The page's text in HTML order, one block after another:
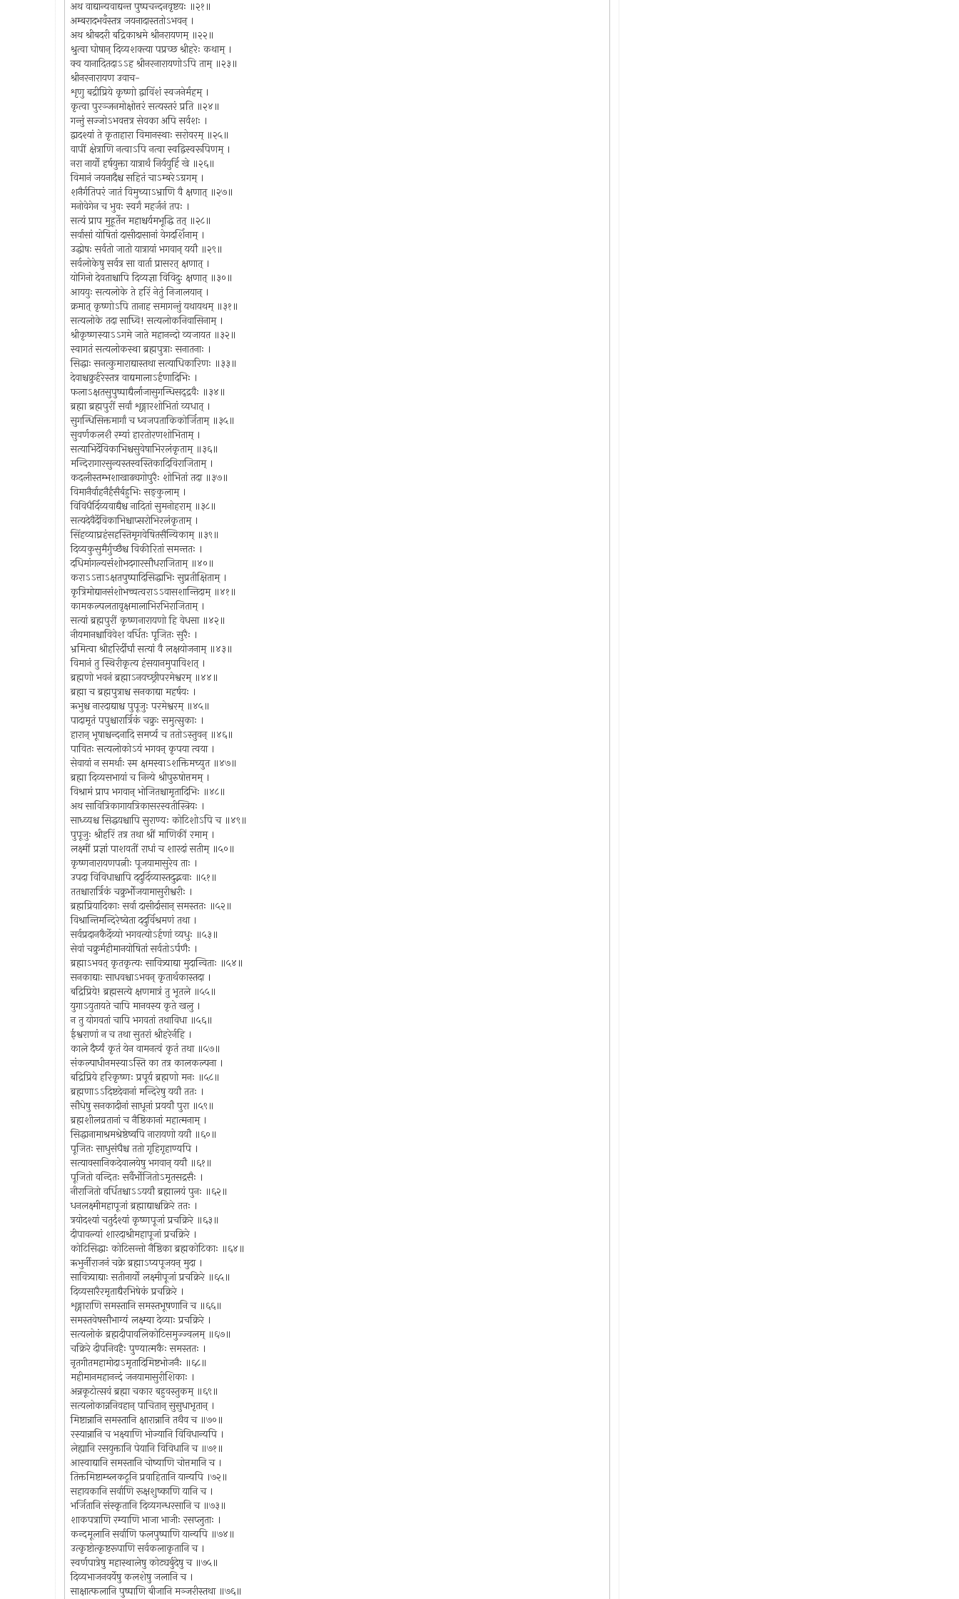
अथ वाद्यान्यवाद्यन्त पुष्पचन्दनवृष्टयः ॥२१॥
अम्बरादभवँस्तत्र जयनादास्ततोऽभवन् ।
अथ श्रीबदरी बद्रिकाश्रमे श्रीनरायणम् ॥२२॥
श्रुत्वा घोषान् दिव्यशक्त्या पप्रच्छ श्रीहरेः कथाम् ।
क्व यानादितदाऽऽह श्रीनरनारायणोऽपि ताम् ॥२३॥
श्रीनरनारायण उवाच-
शृणु बद्रीप्रिये कृष्णो द्वाविंशं स्वजनेर्महम् ।
कृत्वा पुरञ्जनमोक्षोत्तरं सत्यस्तरं प्रति ॥२४॥
गन्तुं सज्जोऽभवत्तत्र सेवका अपि सर्वशः ।
द्वादश्यां ते कृताहारा विमानस्थाः सरोवरम् ॥२५॥
वापीं क्षेत्राणि नत्वाऽपि नत्वा स्वद्विस्वरूपिणम् ।
नरा नार्यो हर्षयुक्ता यात्रार्थं निर्ययुर्हि खे ॥२६॥
विमानं जयनादैश्च सहितं चाऽम्बरेऽग्रगम् ।
शनैर्गतिपरं जातं विमुच्याऽभ्राणि वै क्षणात् ॥२७॥
मनोवेगेन च भुवः स्वर्गं महर्जनं तपः ।
सत्यं प्राप मुहूर्तेन महाश्चर्यमभूद्धि तत् ॥२८॥
सर्वासां योषितां दासीदासानां वेगदर्शिनाम् ।
उद्धोषः सर्वतो जातो यात्रायां भगवान् ययौ ॥२९॥
सर्वलोकेषु सर्वत्र सा वार्ता प्रासरत् क्षणात् ।
योगिनो देवताश्चापि दिव्यज्ञा विविदुः क्षणात् ॥३०॥
आययुः सत्यलोके ते हरिं नेतुं निजालयान् ।
क्रमात् कृष्णोऽपि तानाह समागन्तुं यथायथम् ॥३१॥
सत्यलोके तदा साध्वि! सत्यलोकनिवासिनाम् ।
श्रीकृष्णस्याऽऽगमे जाते महानन्दो व्यजायत ॥३२॥
स्वागतं सत्यलोकस्था ब्रह्मपुत्राः सनातनाः ।
सिद्धाः सनत्कुमाराद्यास्तथा सत्याधिकारिणः ॥३३॥
देवाश्चक्रुर्हरेस्तत्र वाद्यमालाऽर्हणादिभिः ।
फलाऽक्षतसुपुष्पाद्यैर्लाजासुगन्धिसद्द्रवैः ॥३४॥
ब्रह्मा ब्रह्मपुरीं सर्वां शृङ्गारशोभितां व्यधात् ।
सुगन्धिसिक्तमार्गां च ध्वजपताकिकोर्जिताम् ॥३५॥
सुवर्णकलशै रम्यां हारतोरणशोभिताम् ।
सत्याभिर्देविकाभिश्चसुवेषाभिरलंकृताम् ॥३६॥
मन्दिरागारसुन्यस्तस्वस्तिकादिविराजिताम् ।
कदलीस्तम्भशाखाढ्यगोपुरैः शोभितां तदा ॥३७॥
विमानैर्वाहनैर्हंसैर्बहुभिः सङ्कुलाम् ।
विविधैर्दिव्यवाद्यैश्च नादितां सुमनोहराम् ॥३८॥
सत्यदेवैर्देविकाभिश्चाप्सरोभिरलंकृताम् ।
सिंहव्याघ्रहंसहस्तिमृगवेषितसैन्यिकाम् ॥३९॥
दिव्यकुसुमैर्गुच्छैश्च विकीरितां समन्ततः ।
दधिमांगल्यसंशोभदगारसौधराजिताम् ॥४०॥
कराऽऽत्ताऽक्षतपुष्पादिसिद्धाभिः सुप्रतीक्षिताम् ।
कृत्रिमोद्यानसंशोभच्चत्वराऽऽवासशान्तिदाम् ॥४१॥
कामकल्पलतावृक्षमालाभिरभिराजिताम् ।
सत्यां ब्रह्मपुरीं कृष्णनारायणो हि वेधसा ॥४२॥
नीयमानश्चाविवेश वर्धितः पूजितः सुरैः ।
भ्रमित्वा श्रीहरिर्दीर्घां सत्यां वै लक्षयोजनाम् ॥४३॥
विमानं तु स्थिरीकृत्य हंसयानमुपाविशत् ।
ब्रह्मणो भवनं ब्रह्माऽनयच्छ्रीपरमेश्वरम् ॥४४॥
ब्रह्मा च ब्रह्मपुत्राश्च सनकाद्या महर्षयः ।
ऋभुश्च नारदाद्याश्च पुपूजुः परमेश्वरम् ॥४५॥
पादामृतं पपुश्चारार्त्रिकं चक्रुः समुत्सुकाः ।
हारान् भूषाश्चन्दनादि समर्प्य च ततोऽस्तुवन् ॥४६॥
पावितः सत्यलोकोऽयं भगवन् कृपया त्वया ।
सेवायां न समर्थाः स्म क्षमस्वाऽशक्तिमच्युत ॥४७॥
ब्रह्मा दिव्यसभायां च निन्ये श्रीपुरुषोत्तमम् ।
विश्रामं प्राप भगवान् भोजितश्चामृतादिभिः ॥४८॥
अथ सावित्रिकागायत्रिकासरस्वतीस्त्रियः ।
साध्व्यश्च सिद्धयश्चापि सुराण्यः कोटिशोऽपि च ॥४९॥
पुपूजुः श्रीहरिं तत्र तथा श्रीं माणिकीं रमाम् ।
लक्ष्मीं प्रज्ञां पाशवतीं राधां च शारदां सतीम् ॥५०॥
कृष्णनारायणपत्नीः पूजयामासुरेव ताः ।
उपदा विविधाश्चापि ददुर्दिव्यास्तदुद्भवाः ॥५१॥
ततश्चारार्त्रिकं चक्रुर्भोजयामासुरीश्वरीः ।
ब्रह्मप्रियादिकाः सर्वा दासीर्दासान् समस्ततः ॥५२॥
विश्रान्तिमन्दिरेष्वेता ददुर्विश्रमणं तथा ।
सर्वप्रदानकैर्देव्यो भगवत्योऽर्हणां व्यधुः ॥५३॥
सेवां चक्रुर्महीमानयोषितां सर्वतोऽर्पणैः ।
ब्रह्माऽभवत् कृतकृत्यः सावित्र्याद्या मुदान्विताः ॥५४॥
सनकाद्याः साधवश्चाऽभवन् कृतार्थकास्तदा ।
बद्रिप्रिये! ब्रह्मसत्ये क्षणमात्रं तु भूतले ॥५५॥
युगाऽयुतायते चापि मानवस्य कृते खलु ।
न तु योगवतां चापि भगवतां तथाविधा ॥५६॥
ईश्वराणां न च तथा सुतरां श्रीहरेर्नहि ।
काले दैर्घ्यं कृतं येन वामनत्वं कृतं तथा ॥५७॥
संकल्पाधीनमस्याऽस्ति का तत्र कालकल्पना ।
बद्रिप्रिये हरिकृष्णः प्रपूर्य ब्रह्मणो मनः ॥५८॥
ब्रह्मणाऽऽदिष्टदेवानां मन्दिरेषु ययौ ततः ।
सौधेषु सनकादीनां साधूनां प्रययौ पुरा ॥५९॥
ब्रह्मशीलव्रतानां च नैष्ठिकानां महात्मनाम् ।
सिद्धानामाश्रमश्रेष्ठेष्वपि नारायणो ययौ ॥६०॥
पूजितः साधुसंघैश्च ततो गृहिगृहाण्यपि ।
सत्यावसानिकदेवालयेषु भगवान् ययौ ॥६१॥
पूजितो वन्दितः सर्वैर्भोजितोऽमृतसद्रसैः ।
नीराजितो वर्धितश्चाऽऽययौ ब्रह्मालयं पुनः ॥६२॥
धनलक्ष्मीमहापूजां ब्रह्माद्याश्चक्रिरे ततः ।
त्रयोदश्यां चतुर्दश्यां कृष्णपूजां प्रचक्रिरे ॥६३॥
दीपावल्यां शारदाश्रीमहापूजां प्रचक्रिरे ।
कोटिसिद्धाः कोटिसन्तो नैष्ठिका ब्रह्मकोटिकाः ॥६४॥
ऋभुर्नीराजनं चक्रे ब्रह्माऽप्यपूजयन् मुदा ।
सावित्र्याद्याः सतीनार्यो लक्ष्मीपूजां प्रचक्रिरे ॥६५॥
दिव्यसारैरमृताद्यैरभिषेकं प्रचक्रिरे ।
शृङ्गाराणि समस्तानि समस्तभूषणानि च ॥६६॥
समस्तवेषसौभाग्यं लक्ष्म्या देव्याः प्रचक्रिरे ।
सत्यलोकं ब्रह्मदीपावलिकोटिसमुज्ज्वलम् ॥६७॥
चक्रिरे दीपनिवहैः पुण्यात्मकैः समस्ततः ।
नृतगीतमहामोदाऽमृतादिमिष्टभोजनैः ॥६८॥
महीमानमहानन्दं जनयामासुरीशिकाः ।
अन्नकूटोत्सवं ब्रह्मा चकार बहुवस्तुकम् ॥६९॥
सत्यलोकान्ननिवहान् पाचितान् सुसुधाभृतान् ।
मिष्टान्नानि समस्तानि क्षारान्नानि तथैव च ॥७०॥
रस्यान्नानि च भक्ष्याणि भोज्यानि विविधान्यपि ।
लेह्यानि रसयुक्तानि पेयानि विविधानि च ॥७१॥
आस्वाद्यानि समस्तानि चोष्याणि चोत्तमानि च ।
तिक्तमिष्टाम्ब्लकटूनि प्रवाहितानि यान्यपि ।७२॥
सहायकानि सर्वाणि रूक्षशुष्काणि यानि च ।
भर्जितानि संस्कृतानि दिव्यगन्धरसानि च ॥७३॥
शाकपत्राणि रम्याणि भाजा भाजीः रसप्लुताः ।
कन्दमूलानि सर्वाणि फलपुष्पाणि यान्यपि ॥७४॥
उत्कृष्टोत्कृष्टरूपाणि सर्वकलाकृतानि च ।
स्वर्णपात्रेषु महास्थालेषु कोट्यर्बुदेषु च ॥७५॥
दिव्यभाजनवर्येषु कलशेषु जलानि च ।
साक्षात्फलानि पुष्पाणि बीजानि मञ्जरीस्तथा ॥७६॥